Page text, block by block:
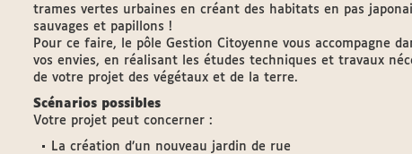
trames vertes urbaines en créant des habitats en pas
sauvages et papillons !
Pour ce faire, le pôle Gestion Citoyenne vous accompagne
vos envies, en réalisant les études techniques et travaux
de votre projet des végétaux et de la terre.
Scénarios possibles
Votre projet peut concerner :
La création d’un nouveau jardin de rue